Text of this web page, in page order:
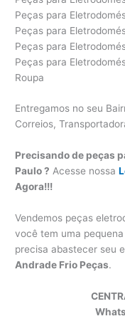
Peças para
Peças para
Peças para
Peças para
Roupa
Entregamos no seu
Correios,
Precisando de peças
Paulo ? Acesse nossa
Agora!!!
Vendemos peças
você tem uma pequena
precisa abastecer seu
Andrade Frio Peças.